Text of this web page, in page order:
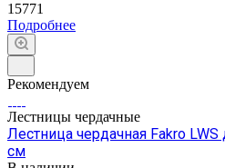
15771
Подробнее
Рекомендуем
Лестницы чердачные
Лестница чердачная Fakro
см